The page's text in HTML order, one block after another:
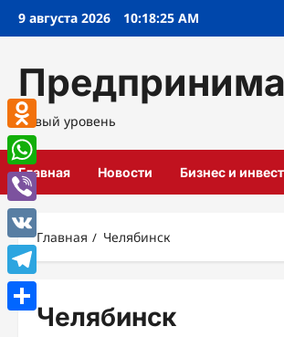
Перейти
9 августа 2026 10:18:25 AM
Новый уровень
Главная Новости Бизнес и
Главная Челябинск
Челябинск
Odnoklassniki
WhatsApp
Viber
VK
Telegram
Отправить